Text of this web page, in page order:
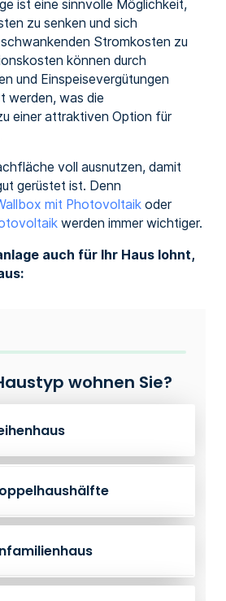
ist eine sinnvolle Möglichkeit,
zu senken und sich
Stromkosten zu
können durch
und Einspeisevergütungen
werden, was die
einer attraktiven Option für
voll ausnutzen, damit
gerüstet ist. Denn
mit Photovoltaikoder
werden immer wichtiger.
auch für Ihr Haus lohnt,
wohnen Sie?